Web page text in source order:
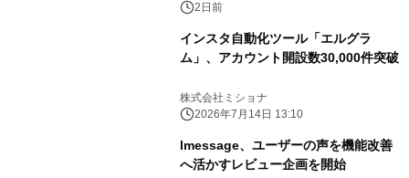
2日前
インスタ自動化ツール「エルグラ
ム」、アカウント開設数30,000件突破
株式会社ミショナ
2026年7月14日 13:10
lmessage、ユーザーの声を機能改善
へ活かすレビュー企画を開始